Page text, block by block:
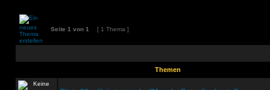
Seite 1 von 1 [ 1 Thema ]
Themen